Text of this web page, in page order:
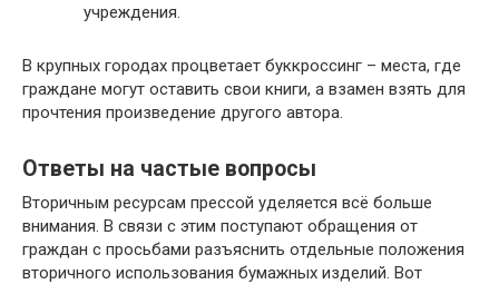
учреждения.
В крупных городах процветает буккроссинг – места, где
граждане могут оставить свои книги, а взамен взять для
прочтения произведение другого автора.
Ответы на частые вопросы
Вторичным ресурсам прессой уделяется всё больше
внимания. В связи с этим поступают обращения от
граждан с просьбами разъяснить отдельные положения
вторичного использования бумажных изделий. Вот